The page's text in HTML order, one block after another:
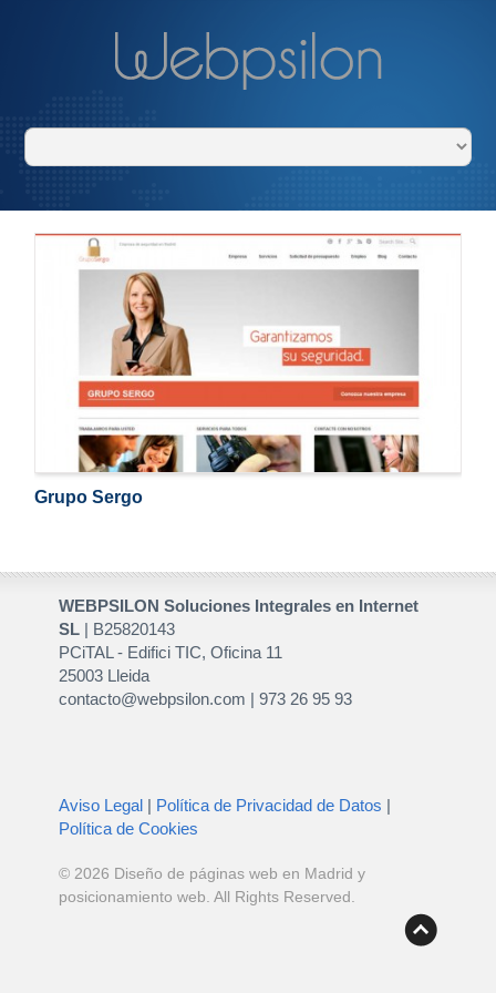
Grupo Sergo
WEBPSILON Soluciones Integrales en Internet
SL| B25820143
PCiTAL - Edifici TIC, Oficina 11
25003 Lleida
contacto@webpsilon.com | 973 26 95 93
Aviso Legal| Política de Privacidad de Datos |
Política de Cookies
© 2026 Diseño de páginas web en Madrid y
posicionamiento web . All Rights Reserved.